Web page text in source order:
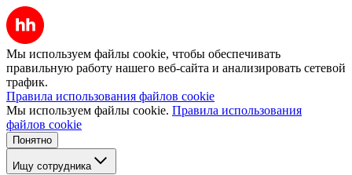
Мы используем файлы cookie, чтобы обеспечивать
правильную работу нашего веб-сайта и анализировать сетевой
трафик.
Правила использования файлов cookie
Мы используем файлы cookie. Правила использования
файлов cookie
Понятно
Ищу сотрудника